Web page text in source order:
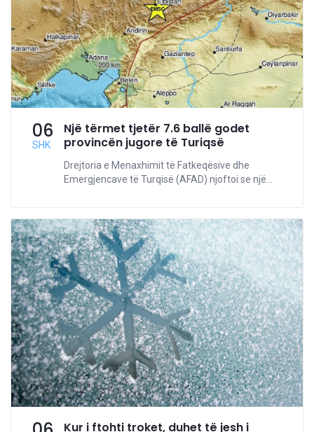
06
SHK
Një tërmet tjetër 7.6 ballë godet
provincën jugore të Turiqsë
Drejtoria e Menaxhimit të Fatkeqësive dhe
Emergjencave të Turqisë (AFAD) njoftoi se një...
Kur i ftohti troket, duhet të jesh i